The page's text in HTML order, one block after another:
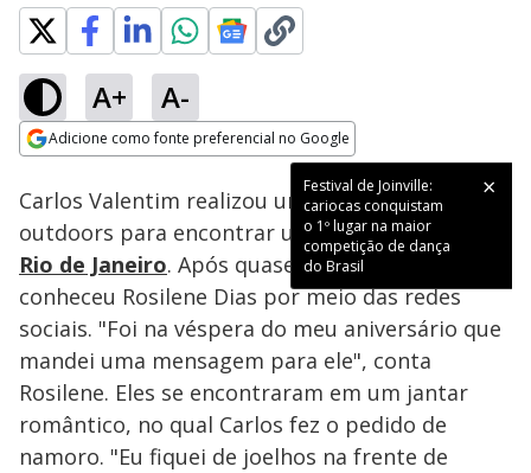
A+ A-
Adicione como fonte preferencial no Google
Festival de Joinville:
cariocas conquistam
o 1º lugar na maior
competição de dança
do Brasil
Ativar
Loaded
21.48%
Carlos Valentim realizou uma campanha com
outdoors para encontrar uma namorada, no
Rio de Janeiro. Após quase dois anos, ele
conheceu Rosilene Dias por meio das redes
sociais. "Foi na véspera do meu aniversário que
mandei uma mensagem para ele", conta
Rosilene. Eles se encontraram em um jantar
romântico, no qual Carlos fez o pedido de
namoro. "Eu fiquei de joelhos na frente de